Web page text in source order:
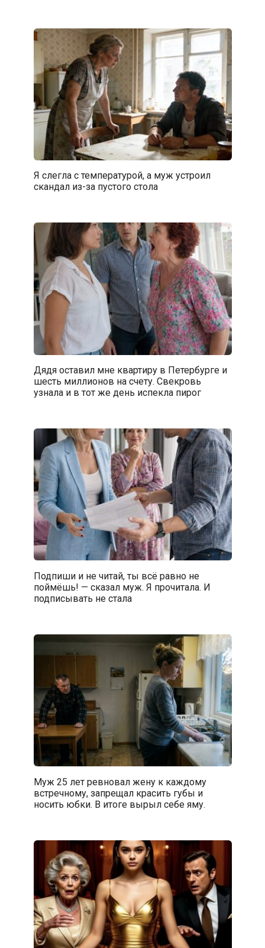
Я слегла с температурой, а муж устроил
скандал из-за пустого стола
Дядя оставил мне квартиру в Петербурге и
шесть миллионов на счету. Свекровь
узнала и в тот же день испекла пирог
Подпиши и не читай, ты всё равно не
поймёшь! — сказал муж. Я прочитала. И
подписывать не стала
Муж 25 лет ревновал жену к каждому
встречному, запрещал красить губы и
носить юбки. В итоге вырыл себе яму.